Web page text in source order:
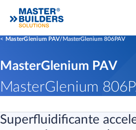
MasterGlenium PAV MasterGlenium 806PAV
MasterGlenium PAV
MasterGlenium
Superfluidificante